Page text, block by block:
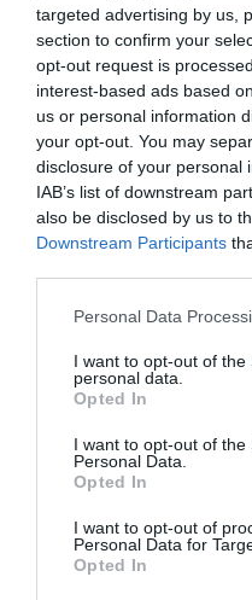
targeted advertising by us,
section to confirm your
opt-out request is
interest-based ads based
us or personal information
your opt-out. You may
disclosure of your personal
IAB’s list of downstream
also be disclosed by us to
Downstream Participants
Personal Data
I want to opt-out of the
personal data.
Opted In
I want to opt-out of the
Personal Data.
Opted In
I want to opt-out of
Personal Data for
Opted In
PUBLICITÉ
EN
ARTICLES LES PLUS